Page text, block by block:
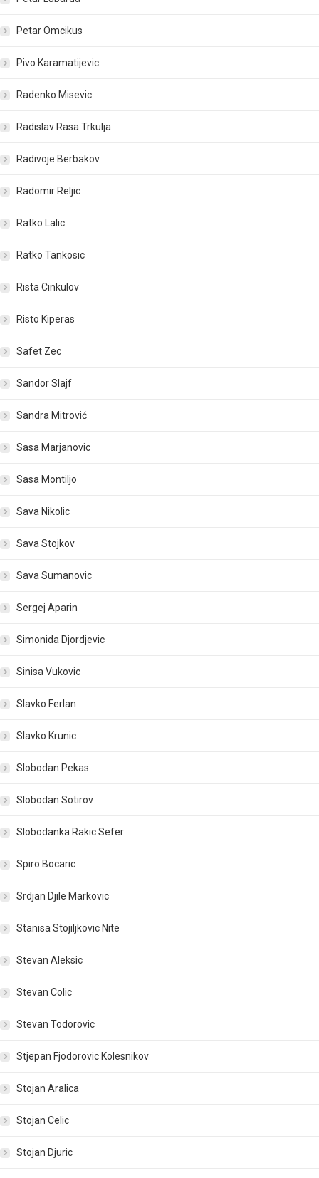
Petar Omcikus
Pivo Karamatijevic
Radenko Misevic
Radislav Rasa Trkulja
Radivoje Berbakov
Radomir Reljic
Ratko Lalic
Ratko Tankosic
Rista Cinkulov
Risto Kiperas
Safet Zec
Sandor Slajf
Sandra Mitrović
Sasa Marjanovic
Sasa Montiljo
Sava Nikolic
Sava Stojkov
Sava Sumanovic
Sergej Aparin
Simonida Djordjevic
Sinisa Vukovic
Slavko Ferlan
Slavko Krunic
Slobodan Pekas
Slobodan Sotirov
Slobodanka Rakic Sefer
Spiro Bocaric
Srdjan Djile Markovic
Stanisa Stojiljkovic Nite
Stevan Aleksic
Stevan Colic
Stevan Todorovic
Stjepan Fjodorovic Kolesnikov
Stojan Aralica
Stojan Celic
Stojan Djuric